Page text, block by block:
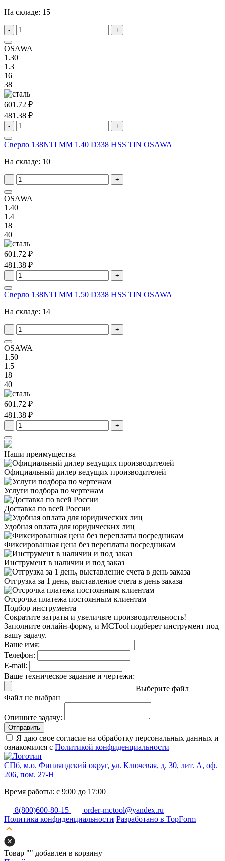
На складе: 15
- +
OSAWA
1.30
1.3
16
38
601.72 ₽
481.38 ₽
- +
Сверло 138NTI MM 1.40 D338 HSS TIN OSAWA
На складе: 10
- +
OSAWA
1.40
1.4
18
40
601.72 ₽
481.38 ₽
- +
Сверло 138NTI MM 1.50 D338 HSS TIN OSAWA
На складе: 14
- +
OSAWA
1.50
1.5
18
40
601.72 ₽
481.38 ₽
- +
Наши преимущества
Официальный дилер ведущих производителей
Услуги подбора по чертежам
Доставка по всей России
Удобная оплата для юридических лиц
Фиксированная цена без переплаты посредникам
Инструмент в наличии и под заказ
Отгрузка за 1 день, выставление счета в день заказа
Отсрочка платежа постоянным клиентам
Подбор инструмента
Сократите затраты и увеличьте производительность!
Заполните онлайн-форму, и MCTool подберет инструмент под
вашу задачу.
Ваше имя:
Телефон:
E-mail:
Ваше техническое задание и чертежи:
Выберите файл
Файл не выбран
Опишите задачу:
Отправить
Я даю свое согласие на обработку персональных данных и
ознакомился с Политикой конфиденциальности
СПб, м.о. Финляндский округ, ул. Ключевая, д. 30, лит. А, оф.
206, пом. 27-Н
Время работы: с 9:00 до 17:00
8(800)600-80-15
order-mctool@yandex.ru
Политика конфиденциальности Разработано в TopForm
Товар "" добавлен в корзину